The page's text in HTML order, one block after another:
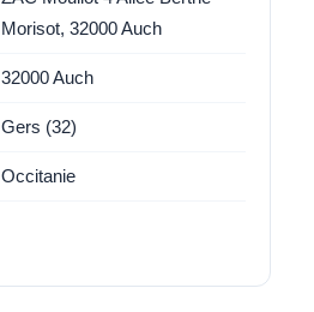
Morisot, 32000 Auch
32000 Auch
Gers (32)
Occitanie